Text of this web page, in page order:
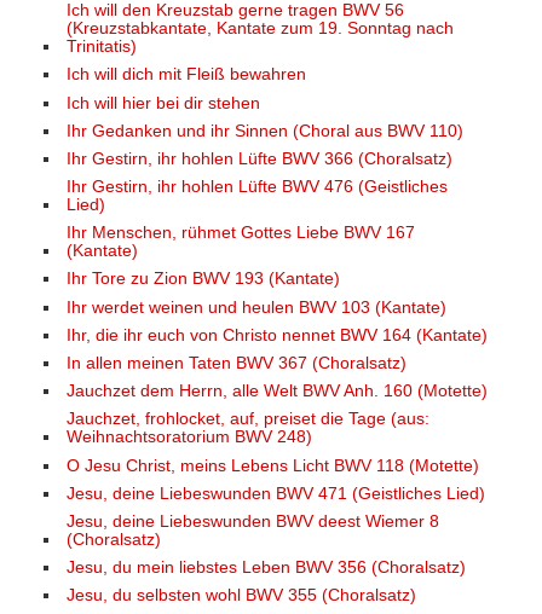
Ich will den Kreuzstab gerne tragen BWV 56
(Kreuzstabkantate, Kantate zum 19. Sonntag nach
Trinitatis)
Ich will dich mit Fleiß bewahren
Ich will hier bei dir stehen
Ihr Gedanken und ihr Sinnen (Choral aus BWV 110)
Ihr Gestirn, ihr hohlen Lüfte BWV 366 (Choralsatz)
Ihr Gestirn, ihr hohlen Lüfte BWV 476 (Geistliches
Lied)
Ihr Menschen, rühmet Gottes Liebe BWV 167
(Kantate)
Ihr Tore zu Zion BWV 193 (Kantate)
Ihr werdet weinen und heulen BWV 103 (Kantate)
Ihr, die ihr euch von Christo nennet BWV 164 (Kantate)
In allen meinen Taten BWV 367 (Choralsatz)
Jauchzet dem Herrn, alle Welt BWV Anh. 160 (Motette)
Jauchzet, frohlocket, auf, preiset die Tage (aus:
Weihnachtsoratorium BWV 248)
O Jesu Christ, meins Lebens Licht BWV 118 (Motette)
Jesu, deine Liebeswunden BWV 471 (Geistliches Lied)
Jesu, deine Liebeswunden BWV deest Wiemer 8
(Choralsatz)
Jesu, du mein liebstes Leben BWV 356 (Choralsatz)
Jesu, du selbsten wohl BWV 355 (Choralsatz)